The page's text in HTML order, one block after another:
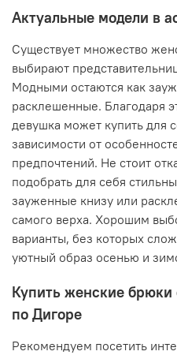
Актуальные модели в
Существует множество
выбирают
Модными остаются как
расклешенные. Благодаря
девушка может купить для
зависимости от
предпочтений. Не стоит
подобрать для себя
зауженные книзу или
самого верха. Хорошим
варианты, без которых
уютный образ осенью и
Купить женские брюки
по Дигоре
Рекомендуем посетить